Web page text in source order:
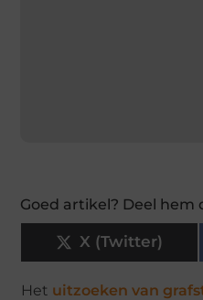
Goed artikel? Deel hem
X (Twitter)
Het uitzoeken van